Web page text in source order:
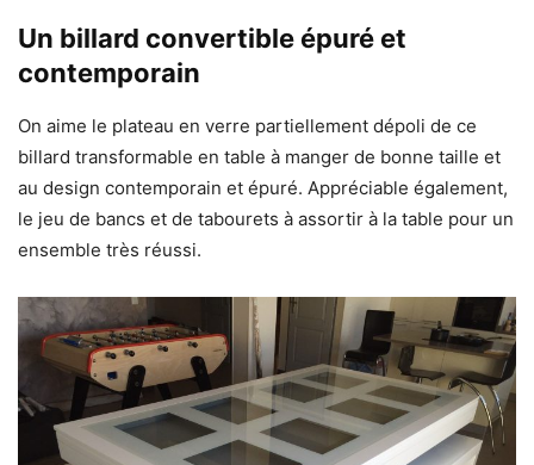
Un billard convertible épuré et
contemporain
On aime le plateau en verre partiellement dépoli de ce
billard transformable en table à manger de bonne taille et
au design contemporain et épuré. Appréciable également,
le jeu de bancs et de tabourets à assortir à la table pour un
ensemble très réussi.